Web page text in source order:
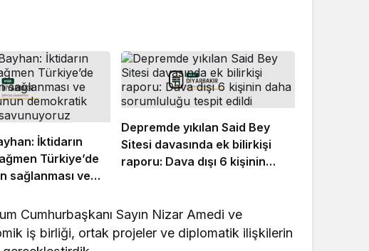
İktidarın
Türkiye’de
sağlanması ve
Depremde yıkılan Said Bey
Sitesi davasında ek bilirkişi
raporu: Dava dışı 6 kişinin
Cumhurbaşkanı Sayın Nizar Amedi ve
iş birliği, ortak projeler ve diplomatik ilişkilerin